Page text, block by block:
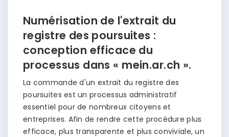
Numérisation de l'extrait du
registre des poursuites :
conception efficace du
processus dans « mein.ar.ch ».
La commande d'un extrait du registre des
poursuites est un processus administratif
essentiel pour de nombreux citoyens et
entreprises. Afin de rendre cette procédure plus
efficace, plus transparente et plus conviviale, un